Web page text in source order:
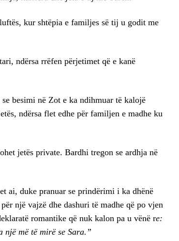
kur shtëpia e familjes së tij u godit me
ndërsa rrëfen përjetimet që e kanë
besimi në Zot e ka ndihmuar të kalojë
ndërsa flet edhe për familjen e madhe ku
jetës private. Bardhi tregon se ardhja në
ai, duke pranuar se prindërimi i ka dhënë
një vajzë dhe dashuri të madhe që po vjen
romantike që nuk kalon pa u vënë re:
një më të mirë se Sara.”